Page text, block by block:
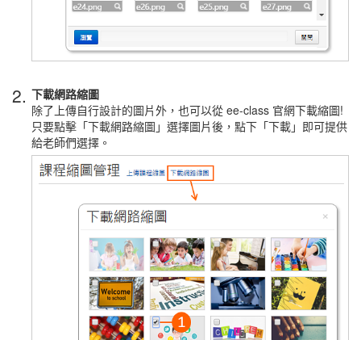
2. 下載網路縮圖
除了上傳自行設計的圖片外，也可以從 ee-class 官網下載縮圖!
只要點擊「下載網路縮圖」選擇圖片後，點下「下載」即可提供
給老師們選擇。